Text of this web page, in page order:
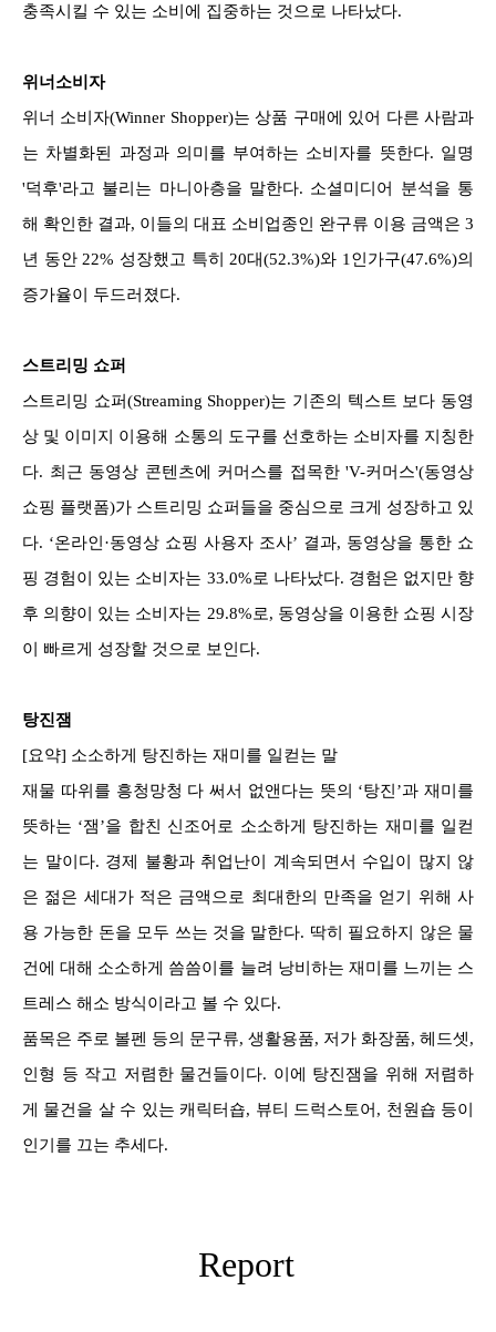
충족시킬 수 있는 소비에 집중하는 것으로 나타났다.
위너소비자
위너 소비자(Winner Shopper)는 상품 구매에 있어 다른 사람과
는 차별화된 과정과 의미를 부여하는 소비자를 뜻한다. 일명
'덕후'라고 불리는 마니아층을 말한다. 소셜미디어 분석을 통
해 확인한 결과, 이들의 대표 소비업종인 완구류 이용 금액은 3
년 동안 22% 성장했고 특히 20대(52.3%)와 1인가구(47.6%)의
증가율이 두드러졌다.
스트리밍 쇼퍼
스트리밍 쇼퍼(Streaming Shopper)는 기존의 텍스트 보다 동영
상 및 이미지 이용해 소통의 도구를 선호하는 소비자를 지칭한
다. 최근 동영상 콘텐츠에 커머스를 접목한 'V-커머스'(동영상
쇼핑 플랫폼)가 스트리밍 쇼퍼들을 중심으로 크게 성장하고 있
다. ‘온라인·동영상 쇼핑 사용자 조사’ 결과, 동영상을 통한 쇼
핑 경험이 있는 소비자는 33.0%로 나타났다. 경험은 없지만 향
후 의향이 있는 소비자는 29.8%로, 동영상을 이용한 쇼핑 시장
이 빠르게 성장할 것으로 보인다.
탕진잼
[요약] 소소하게 탕진하는 재미를 일컫는 말
재물 따위를 흥청망청 다 써서 없앤다는 뜻의 ‘탕진’과 재미를
뜻하는 ‘잼’을 합친 신조어로 소소하게 탕진하는 재미를 일컫
는 말이다. 경제 불황과 취업난이 계속되면서 수입이 많지 않
은 젊은 세대가 적은 금액으로 최대한의 만족을 얻기 위해 사
용 가능한 돈을 모두 쓰는 것을 말한다. 딱히 필요하지 않은 물
건에 대해 소소하게 씀씀이를 늘려 낭비하는 재미를 느끼는 스
트레스 해소 방식이라고 볼 수 있다.
품목은 주로 볼펜 등의 문구류, 생활용품, 저가 화장품, 헤드셋,
인형 등 작고 저렴한 물건들이다. 이에 탕진잼을 위해 저렴하
게 물건을 살 수 있는 캐릭터숍, 뷰티 드럭스토어, 천원숍 등이
인기를 끄는 추세다.
Report